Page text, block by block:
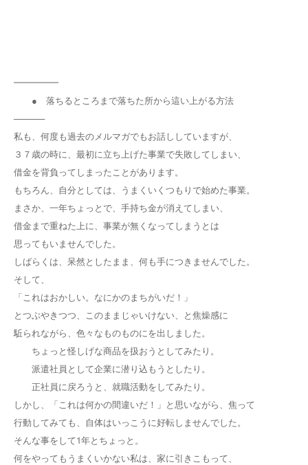
━━━━━
● 落ちるところまで落ちた所から這い上がる方法
─────
私も、何度も過去のメルマガでもお話ししていますが、
３７歳の時に、最初に立ち上げた事業で失敗してしまい、
借金を背負ってしまったことがあります。
もちろん、自分としては、うまくいくつもりで始めた事業。
まさか、一年ちょっとで、手持ち金が消えてしまい、
借金まで重ねた上に、事業が無くなってしまうとは
思ってもいませんでした。
しばらくは、呆然としたまま、何も手につきませんでした。
そして、
「これはおかしい。なにかのまちがいだ！」
とつぶやきつつ、このままじゃいけない、と焦燥感に
駈られながら、色々なものものにを出しました。
ちょっと怪しげな商品を扱おうとしてみたり。
派遣社員として企業に潜り込もうとしたり。
正社員に戻ろうと、就職活動をしてみたり。
しかし、「これは何かの間違いだ！」と思いながら、焦って
行動してみても、自体はいっこうに好転しませんでした。
そんな事をして1年とちょっと。
何をやってもうまくいかない私は、家に引きこもって、